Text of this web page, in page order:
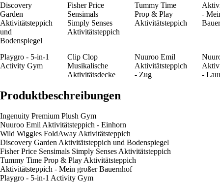
Discovery
Garden
Aktivitätsteppich
und
Bodenspiegel
Fisher Price
Sensimals
Simply Senses
Aktivitätsteppich
Tummy Time
Prop & Play
Aktivitätsteppich
-
Playgro - 5-in-1
Activity Gym
Clip Clop
Musikalische
Aktivitätsdecke
Nuuroo Emil
Aktivitätsteppich
- Zug
-
Produktbeschreibungen
Ingenuity Premium Plush Gym
Nuuroo Emil Aktivitätsteppich - Einhorn
Wild Wiggles FoldAway Aktivitätsteppich
Discovery Garden Aktivitätsteppich und Bodenspiegel
Fisher Price Sensimals Simply Senses Aktivitätsteppich
Tummy Time Prop & Play Aktivitätsteppich
Aktivitätsteppich - Mein großer Bauernhof
Playgro - 5-in-1 Activity Gym